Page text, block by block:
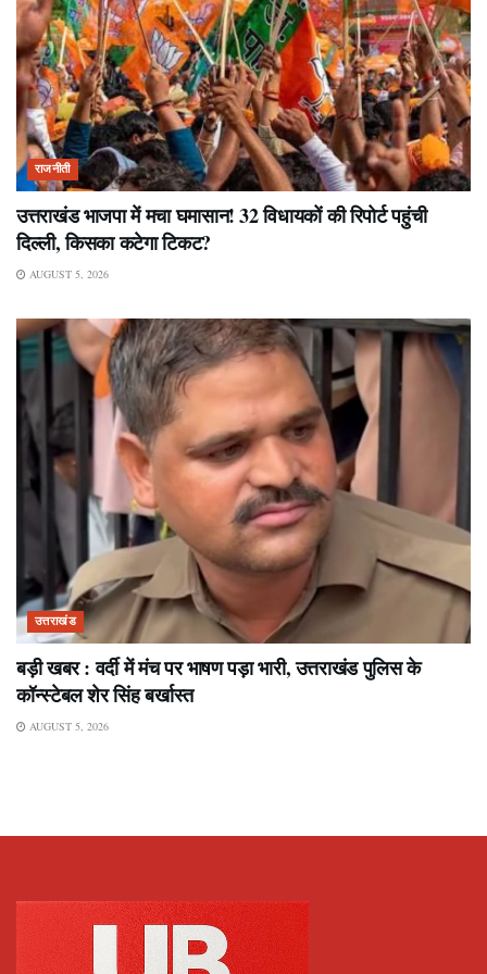
राजनीती
उत्तराखंड भाजपा में मचा घमासान! 32 विधायकों की रिपोर्ट पहुंची
दिल्ली, किसका कटेगा टिकट?
AUGUST 5, 2026
उत्तराखंड
बड़ी खबर : वर्दी में मंच पर भाषण पड़ा भारी, उत्तराखंड पुलिस के
कॉन्स्टेबल शेर सिंह बर्खास्त
AUGUST 5, 2026